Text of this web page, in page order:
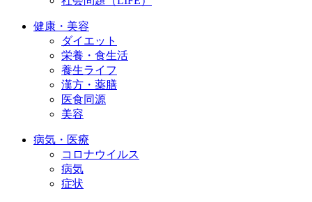
健康・美容
ダイエット
栄養・食生活
養生ライフ
漢方・薬膳
医食同源
美容
病気・医療
コロナウイルス
病気
症状